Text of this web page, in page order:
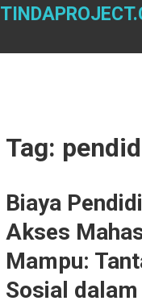
Skip
Tag:
Biaya
Akses
Mampu:
Sosial